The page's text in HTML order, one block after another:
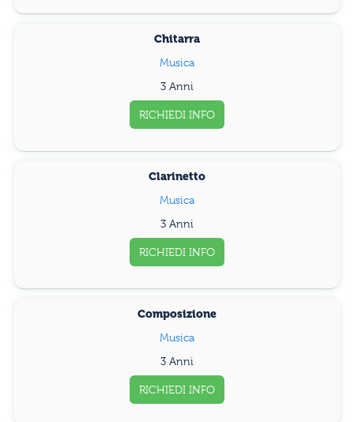
Chitarra
Musica
3 Anni
RICHIEDI INFO
Clarinetto
Musica
3 Anni
RICHIEDI INFO
Composizione
Musica
3 Anni
RICHIEDI INFO